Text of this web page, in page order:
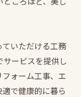
いただける工務
ービスを提供し
ォーム工事、エ
で健康的に暮ら